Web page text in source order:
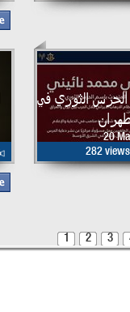
الحرس الثوري في
20
282 views
1 2 3